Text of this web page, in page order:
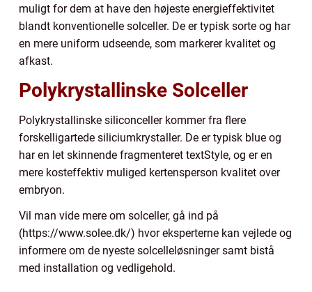
muligt for dem at have den højeste energieffektivitet
blandt konventionelle solceller. De er typisk sorte og har
en mere uniform udseende, som markerer kvalitet og
afkast.
Polykrystallinske Solceller
Polykrystallinske siliconceller kommer fra flere
forskelligartede siliciumkrystaller. De er typisk blue og
har en let skinnende fragmenteret textStyle, og er en
mere kosteffektiv muliged kertensperson kvalitet over
embryon.
Vil man vide mere om solceller, gå ind på
(https://www.solee.dk/) hvor eksperterne kan vejlede og
informere om de nyeste solcelleløsninger samt bistå
med installation og vedligehold.